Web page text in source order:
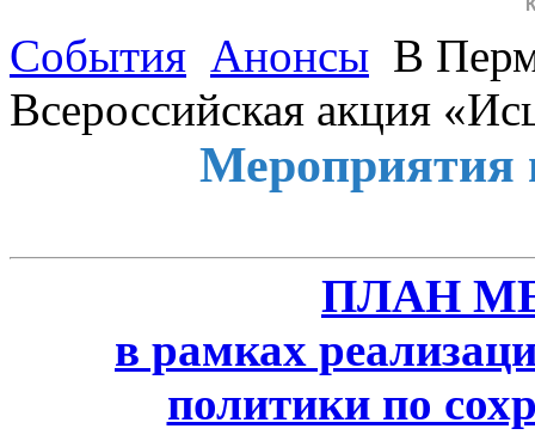
События Анонсы В
Всероссийская акция
Мероприятия
ПЛАН
в рамках
политики по